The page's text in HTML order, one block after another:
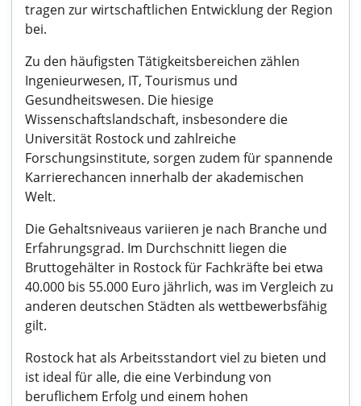
tragen zur wirtschaftlichen Entwicklung der Region
bei.
Zu den häufigsten Tätigkeitsbereichen zählen
Ingenieurwesen, IT, Tourismus und
Gesundheitswesen. Die hiesige
Wissenschaftslandschaft, insbesondere die
Universität Rostock und zahlreiche
Forschungsinstitute, sorgen zudem für spannende
Karrierechancen innerhalb der akademischen
Welt.
Die Gehaltsniveaus variieren je nach Branche und
Erfahrungsgrad. Im Durchschnitt liegen die
Bruttogehälter in Rostock für Fachkräfte bei etwa
40.000 bis 55.000 Euro jährlich, was im Vergleich zu
anderen deutschen Städten als wettbewerbsfähig
gilt.
Rostock hat als Arbeitsstandort viel zu bieten und
ist ideal für alle, die eine Verbindung von
beruflichem Erfolg und einem hohen